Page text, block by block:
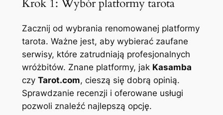
Krok 1: Wybór platformy tarota
Zacznij od wybrania renomowanej platformy
tarota. Ważne jest, aby wybierać zaufane
serwisy, które zatrudniają profesjonalnych
wróżbitów. Znane platformy, jak Kasamba
czy Tarot.com, cieszą się dobrą opinią.
Sprawdzanie recenzji i oferowane usługi
pozwoli znaleźć najlepszą opcję.